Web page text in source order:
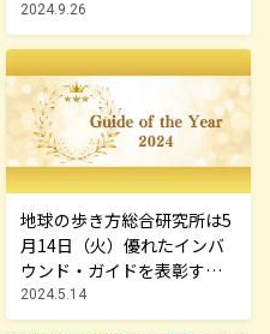
2024.9.26
地球の歩き方総合研究所は5
月14日（火）優れたインバ
ウンド・ガイドを表彰する
「Guide of the Year 2024」
受賞者を発表しました
2024.5.14